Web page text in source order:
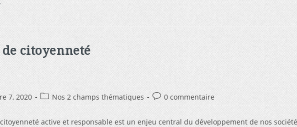
citoyenneté
7, 2020 Nos 2 champs thématiques 0 commentaire
active et responsable est un enjeu central du développement de nos